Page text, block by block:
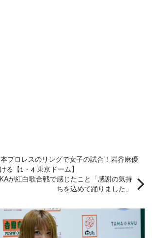
プロレスのリングで女子の試合！岩谷麻優
る【1・4 東京ドーム】
が紅白歌合戦で感じたこと「感謝の気持
ちを込めて踊りました」